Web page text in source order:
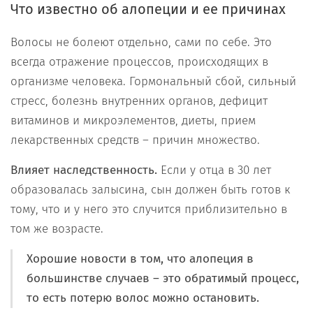
Что известно об алопеции и ее причинах
Волосы не болеют отдельно, сами по себе. Это
всегда отражение процессов, происходящих в
организме человека. Гормональный сбой, сильный
стресс, болезнь внутренних органов, дефицит
витаминов и микроэлементов, диеты, прием
лекарственных средств – причин множество.
Влияет наследственность. Если у отца в 30 лет
образовалась залысина, сын должен быть готов к
тому, что и у него это случится приблизительно в
том же возрасте.
Хорошие новости в том, что алопеция в
большинстве случаев – это обратимый процесс,
то есть потерю волос можно остановить.